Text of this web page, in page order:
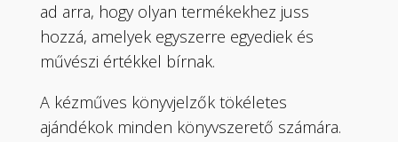
ad arra, hogy olyan termékekhez juss
hozzá, amelyek egyszerre egyediek és
művészi értékkel bírnak.
A kézműves könyvjelzők tökéletes
ajándékok minden könyvszerető számára.